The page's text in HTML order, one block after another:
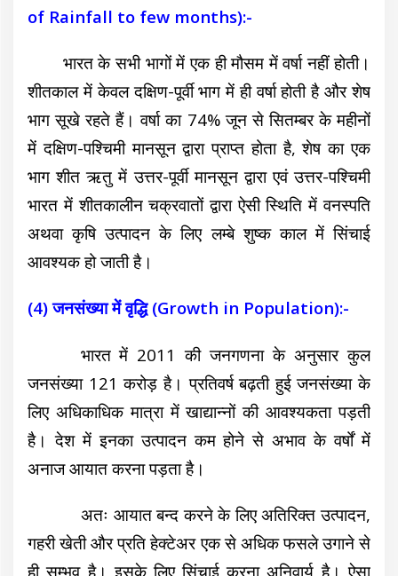
of Rainfall to few months):-
भारत के सभी भागों में एक ही मौसम में वर्षा नहीं होती।
शीतकाल में केवल दक्षिण-पूर्वी भाग में ही वर्षा होती है और शेष
भाग सूखे रहते हैं। वर्षा का 74% जून से सितम्बर के महीनों
में दक्षिण-पश्चिमी मानसूनद्वारा प्राप्त होता है, शेष का एक
भाग शीत ऋतु में उत्तर-पूर्वी मानसून द्वारा एवं उत्तर-पश्चिमी
भारत में शीतकालीन चक्रवातों द्वारा ऐसी स्थिति में वनस्पति
अथवा कृषि उत्पादन के लिए लम्बे शुष्क काल में सिंचाई
आवश्यक हो जाती है।
(4) जनसंख्या में वृद्धि (Growth in Population):-
भारत में 2011 की जनगणना के अनुसार कुल
जनसंख्या 121 करोड़ है। प्रतिवर्ष बढ़ती हुई जनसंख्या के
लिए अधिकाधिक मात्रा में खाद्यान्नों की आवश्यकता पड़ती
है। देश में इनका उत्पादन कम होने से अभाव के वर्षों में
अनाज आयात करना पड़ता है।
अतः आयात बन्द करने के लिए अतिरिक्त उत्पादन,
गहरी खेती और प्रति हेक्टेअर एक से अधिक फसले उगाने से
ही सम्भव है। इसके लिए सिंचाई करना अनिवार्य है। ऐसा